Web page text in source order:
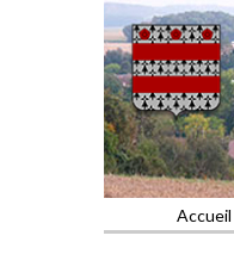
Commune du
Accueil